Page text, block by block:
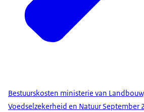
Bestuurskosten ministerie van
Voedselzekerheid en Natuur September